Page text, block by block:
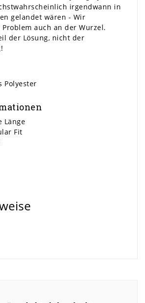
irgendwann in
gelandet wären - Wir
auch an der Wurzel.
der Lösung, nicht der
Polyester
Länge
Fit